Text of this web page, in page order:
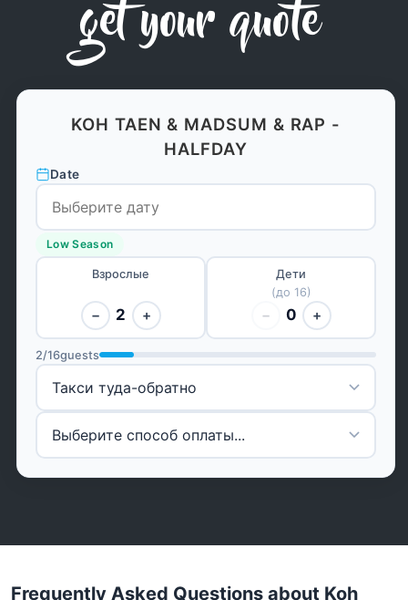
get your quote
KOH TAEN & MADSUM & RAP -
HALFDAY
Date
Low Season
Взрослые
− 2 +
Дети
(до 16)
− 0 +
2/16guests
Frequently Asked Questions about Koh